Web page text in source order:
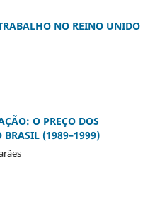
NO REINO UNIDO
O PREÇO DOS
BRASIL (1989–1999)